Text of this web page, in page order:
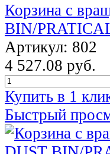
Корзина с
BIN/
Артикул: 802
4 527.08 руб.
Купить в 1
Быстрый